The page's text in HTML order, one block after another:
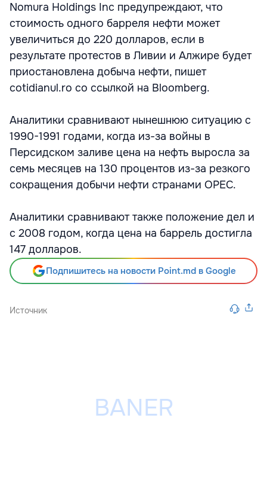
Nomura Holdings Inc предупреждают, что
стоимость одного барреля нефти может
увеличиться до 220 долларов, если в
результате протестов в Ливии и Алжире будет
приостановлена добыча нефти, пишет
cotidianul.ro со ссылкой на Bloomberg.
Аналитики сравнивают нынешнюю ситуацию с
1990-1991 годами, когда из-за войны в
Персидском заливе цена на нефть выросла за
семь месяцев на 130 процентов из-за резкого
сокращения добычи нефти странами OPEC.
Аналитики сравнивают также положение дел и
с 2008 годом, когда цена на баррель достигла
147 долларов.
Подпишитесь на новости Point.md в Google
Источник